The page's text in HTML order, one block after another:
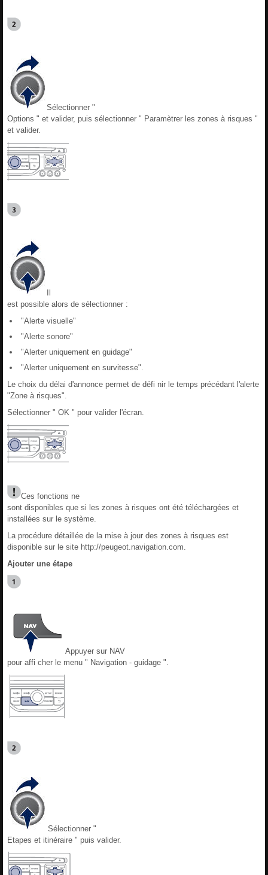
Sélectionner "
Options " et valider, puis sélectionner " Paramètrer les zones à risques "
et valider.
est possible alors de sélectionner :
"Alerte visuelle"
"Alerte sonore"
"Alerter uniquement en guidage"
"Alerter uniquement en survitesse".
Le choix du délai d'annonce permet de défi nir le temps précédant l'alerte
"Zone à risques".
Sélectionner " OK " pour valider l'écran.
Ces fonctions ne
sont disponibles que si les zones à risques ont été téléchargées et
installées sur le système.
La procédure détaillée de la mise à jour des zones à risques est
disponible sur le site http://peugeot.navigation.com.
Ajouter une étape
Appuyer sur NAV
pour affi cher le menu " Navigation - guidage ".
Sélectionner "
Etapes et itinéraire " puis valider.